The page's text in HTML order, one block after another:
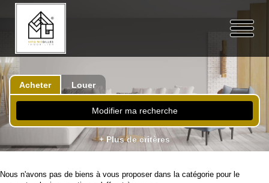
Acheter Louer
Modifier ma recherche
+ Plus de critères
Nous n'avons pas de biens à vous proposer dans la catégorie pour le